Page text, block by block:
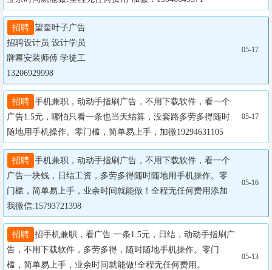
招聘 望奎叶子广告
招聘设计员 设计学员
牌匾安装师傅 学徒工
13206929998
05-17
招聘 手机兼职，动动手指刷广告，不用下载软件，看一个
广告1.5元，哪怕只看一条也当天结算，没套路多劳多得随时
随地用手机操作。零门槛，简单易上手，加微19294631105
05-17
招聘 手机兼职，动动手指刷广告，不用下载软件，看一个
广告一块钱，日结工资，多劳多得随时随地用手机操作。零
门槛，简单易上手，业余时间就能做！全程无任何费用添加
我微信:15793721398
05-16
招聘 招手机兼职，看广告.一条1.5元，日结，动动手指刷广
告，不用下载软件，多劳多得，随时随地手机操作。零门
槛，简单易上手，业余时间就能做!全程无任何费用。
05-13